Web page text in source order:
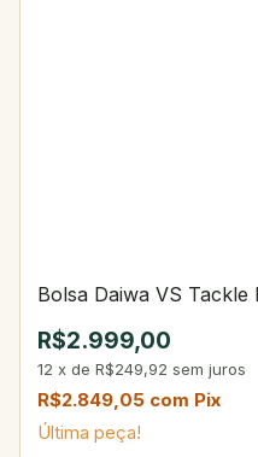
Bolsa Daiwa VS Tackle
R$2.999,00
12 x de R$249,92 sem juros
R$2.849,05 com Pix
Última peça!